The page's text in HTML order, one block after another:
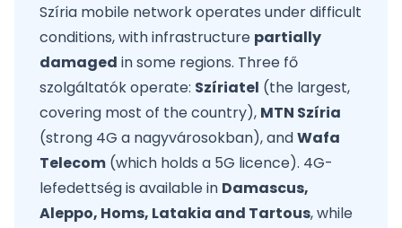
Szíria mobile network operates under difficult
conditions, with infrastructure partially
damaged in some regions. Three fő
szolgáltatók operate: Szíriatel (the largest,
covering most of the country), MTN Szíria
(strong 4G a nagyvárosokban), andWafa
Telecom (which holds a 5G licence). 4G-
lefedettség is available in Damascus,
Aleppo, Homs, Latakia and Tartous, while